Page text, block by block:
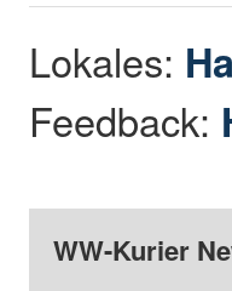
Lokales:
Feedback:
WW-Kurier